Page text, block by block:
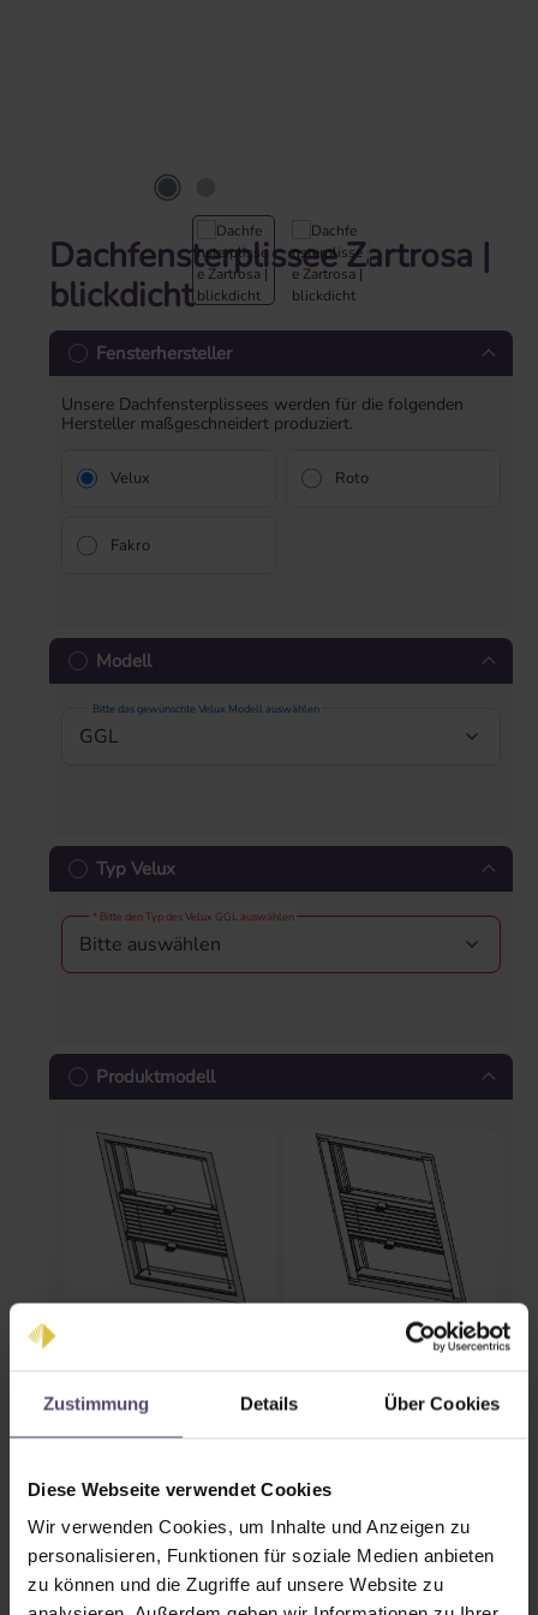
Zustimmung Details Über Cookies
Diese Webseite verwendet Cookies
Wir verwenden Cookies, um Inhalte und Anzeigen zu
personalisieren, Funktionen für soziale Medien anbieten
zu können und die Zugriffe auf unsere Website zu
Dachfensterplissee Zartrosa |
blickdicht
Fensterhersteller
Unsere Dachfensterplissees werden für die folgenden
Hersteller maßgeschneidert produziert.
Velux Roto
Fakro
Modell
Bitte das gewünschte Velux Modell auswählen
Typ Velux
* Bitte den Typ des Velux GGL auswählen
Produktmodell
Schienenfarben